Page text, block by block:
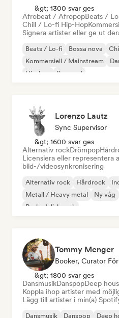
&gt; 1300 svar ges
Afrobeat / AfropopBeats /
Chill / Lo-fi Hip-Hop
Signera artister eller ge ut
Beats / Lo-fi Bossa nova
Kommersiell / Mainstream
Hip-hop
Pop soul
Lorenzo Lautz
Sync Supervisor
&gt; 1600 svar ges
Alternativ rockDrömpop
Licensiera eller representera
bild-/videosynkronisering
Alternativ rock Hårdrock
Metall / Heavy metal
Ny våg
Psykedelisk rock
Tommy Menger
Booker, Curator
&gt; 1800 svar ges
DansmusikDanspopDeep
Koppla ihop artister med
Lägg till artister i min(a)
Dansmusik Danspop Deep